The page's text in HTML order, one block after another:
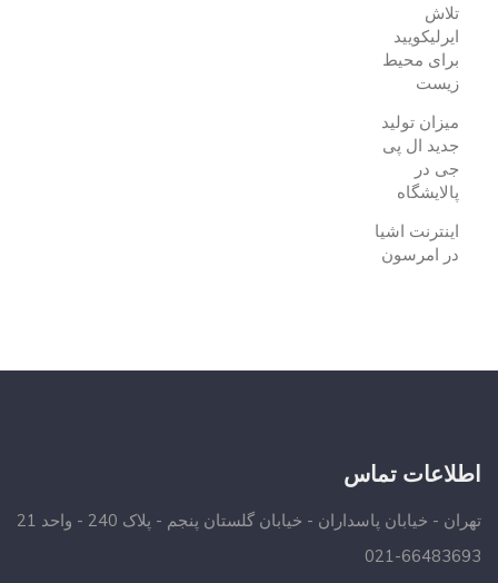
تلاش
ایرلیکویید
برای محیط
زیست
میزان تولید
جدید ال پی
جی در
پالایشگاه
اینترنت اشیا
در امرسون
اطلاعات تماس
تهران - خیابان پاسداران - خیابان گلستان پنجم - پلاک 240 - واحد 21
021-66483693